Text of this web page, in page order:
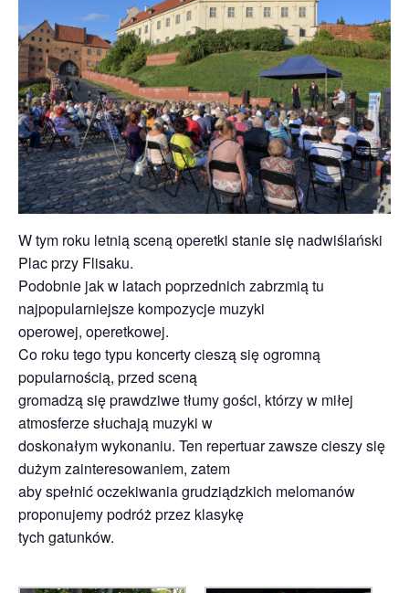
W tym roku letnią sceną operetki stanie się nadwiślański
Plac przy Flisaku.
Podobnie jak w latach poprzednich zabrzmią tu
najpopularniejsze kompozycje muzyki
operowej, operetkowej.
Co roku tego typu koncerty cieszą się ogromną
popularnością, przed sceną
gromadzą się prawdziwe tłumy gości, którzy w miłej
atmosferze słuchają muzyki w
doskonałym wykonaniu. Ten repertuar zawsze cieszy się
dużym zainteresowaniem, zatem
aby spełnić oczekiwania grudziądzkich melomanów
proponujemy podróż przez klasykę
tych gatunków.